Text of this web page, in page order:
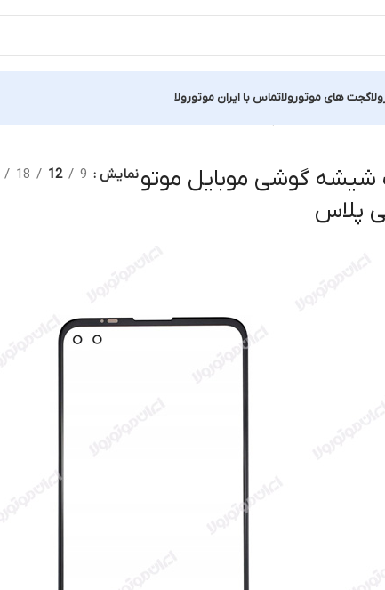
گجت های موتورولاتماس با ایران موتورولا
شیشه گوشی موبایل موتونمایش 9
12
18